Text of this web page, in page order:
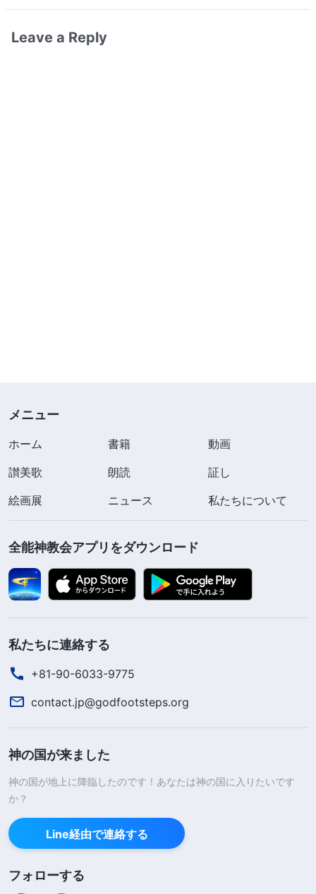
Leave a Reply
メニュー
ホーム 書籍
動画
讃美歌
朗読
証し
絵画展
ニュース 私たちについて
全能神教会アプリをダウンロード
私たちに連絡する
+81-90-6033-9775
contact.jp@godfootsteps.org
神の国が来ました
神の国が地上に降臨したのです！あなたは神の国に入りたいです
か？
Line経由で連絡する
フォローする